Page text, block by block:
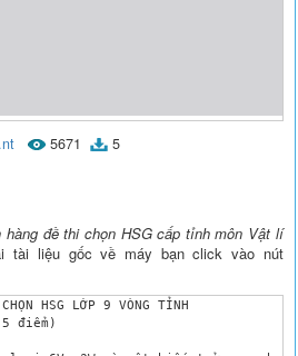
5671 5
hàng đề thi chọn HSG cấp tỉnh môn Vật lí
tài liệu gốc về máy bạn click vào nút
HSG LỚP 9 VÒNG TỈNH
5 điểm)